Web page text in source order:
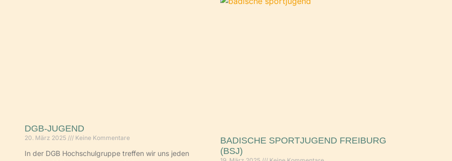
DGB-JUGEND
20. März 2025 Keine Kommentare
In der DGB Hochschulgruppe treffen wir uns jeden
BADISCHE SPORTJUGEND FREIBURG
(BSJ)